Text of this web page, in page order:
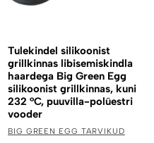
Tulekindel silikoonist
grillkinnas libisemiskindla
haardega Big Green Egg
silikoonist grillkinnas, kuni
232 °C, puuvilla-polüestri
vooder
BIG GREEN EGG TARVIKUD